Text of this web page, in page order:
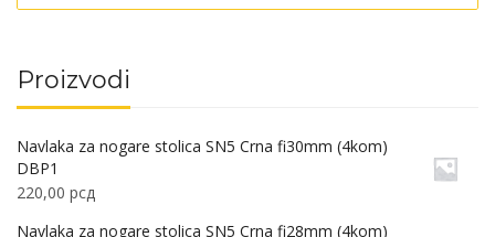
Proizvodi
Navlaka za nogare stolica SN5 Crna fi30mm (4kom)
DBP1
220,00 рсд
Navlaka za nogare stolica SN5 Crna fi28mm (4kom)